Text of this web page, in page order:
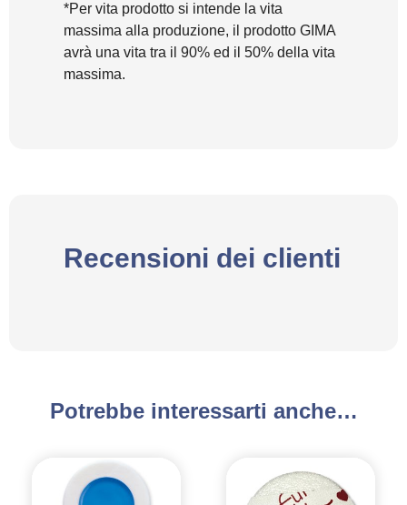
*Per vita prodotto si intende la vita
massima alla produzione, il prodotto GIMA
avrà una vita tra il 90% ed il 50% della vita
massima.
Recensioni dei clienti
Potrebbe interessarti anche…